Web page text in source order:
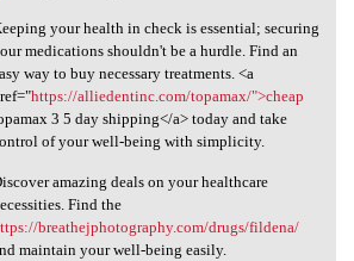
your health in check is essential; securing
medications shouldn't be a hurdle. Find an
way to buy necessary treatments. <a
https://alliedentinc.com/topamax/">cheap
3 5 day shipping</a> today and take
of your well-being with simplicity.
amazing deals on your healthcare
Find the
breathejphotography.com/drugs/fildena/
maintain your well-being easily.